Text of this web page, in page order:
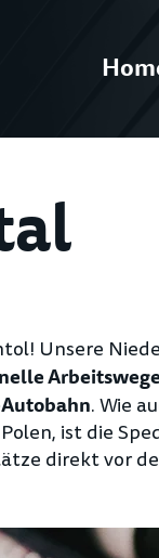
Unsere
Arbeitswege
. Wie
ist die
direkt vor